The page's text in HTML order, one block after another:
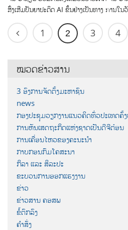
ສົ່ງເສີມປັນຍາປະດິດ AI ຂຶ້ນຢ່າງເປັນທາງ ການ
1 2 3 4
ໝວດຂ່າວສານ
3 ອົງການຈັດຕັ້ງມະຫາຊົນ
news
ກອງປະຊຸມວຽກງານແນວຄິດທົ່ວປະເທດຄັ້
ການຫັນເສດຖະກິດແຫ່ງຊາດເປັນດີຈີຕ໋ອນ
ການເຄື່ອນໄຫວຂອງຄະນະນຳ
ກາບກອນກົມໂຄສະນາ
ກິລາ ແລະ ສິລະປະ
ຂະບວນການອອກແຮງງານ
ຂ່າວ
ຂ່າວສານ ຄອສພ
ຂໍ້ຕົກລົງ
ຄຳສັ່ງ